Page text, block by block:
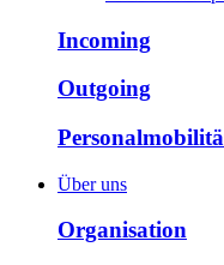
Incoming
Outgoing
Über uns
Organisation